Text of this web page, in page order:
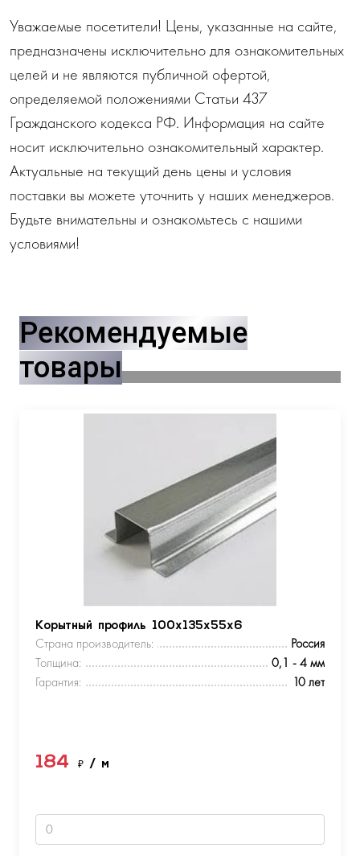
Уважаемые посетители! Цены, указанные на сайте,
предназначены исключительно для ознакомительных
целей и не являются публичной офертой,
определяемой положениями Статьи 437
Гражданского кодекса РФ. Информация на сайте
носит исключительно ознакомительный характер.
Актуальные на текущий день цены и условия
поставки вы можете уточнить у наших менеджеров.
Будьте внимательны и ознакомьтесь с нашими
условиями!
Рекомендуемые
товары
Корытный профиль 100х135х55х6
Страна производитель:
Россия
Толщина:
0,1 - 4 мм
Гарантия:
10 лет
184 ₽ / м